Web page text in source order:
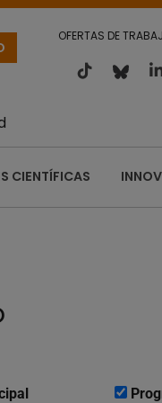
OFERTAS DE
CIENTÍFICAS